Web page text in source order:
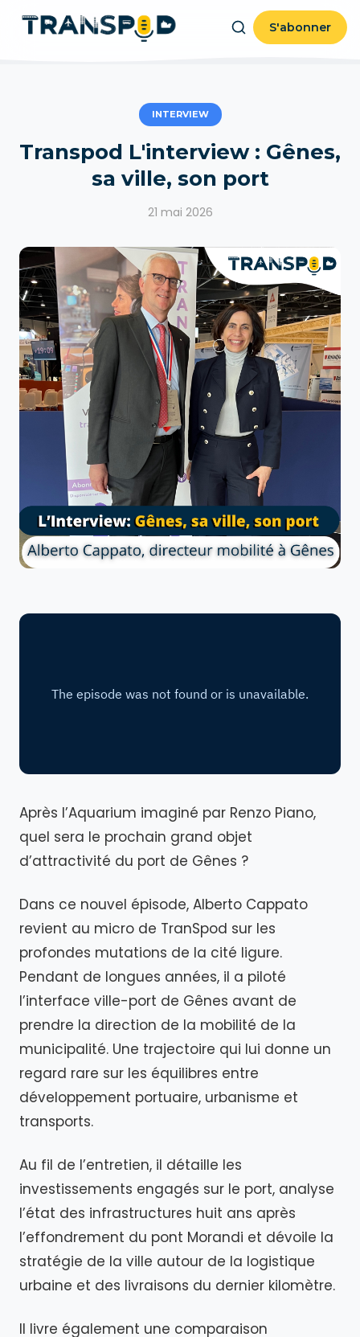
S'abonner
INTERVIEW
Transpod L'interview : Gênes,
sa ville, son port
21 mai 2026
Après l’Aquarium imaginé par Renzo Piano,
quel sera le prochain grand objet
d’attractivité du port de Gênes ?
Dans ce nouvel épisode, Alberto Cappato
revient au micro de TranSpod sur les
profondes mutations de la cité ligure.
Pendant de longues années, il a piloté
l’interface ville-port de Gênes avant de
prendre la direction de la mobilité de la
municipalité. Une trajectoire qui lui donne un
regard rare sur les équilibres entre
développement portuaire, urbanisme et
transports.
Au fil de l’entretien, il détaille les
investissements engagés sur le port, analyse
l’état des infrastructures huit ans après
l’effondrement du pont Morandi et dévoile la
stratégie de la ville autour de la logistique
urbaine et des livraisons du dernier kilomètre.
Il livre également une comparaison